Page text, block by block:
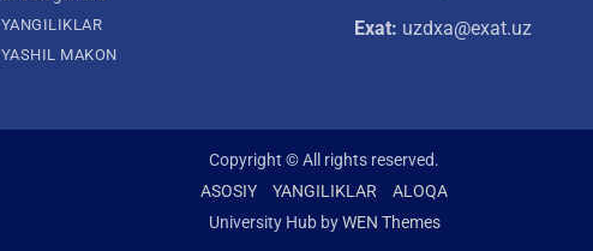
YANGILIKLAR
YASHIL MAKON
Exat: uzdxa@exat.uz
Copyright © All rights reserved.
ASOSIY
YANGILIKLAR
ALOQA
University Hub byWEN Themes